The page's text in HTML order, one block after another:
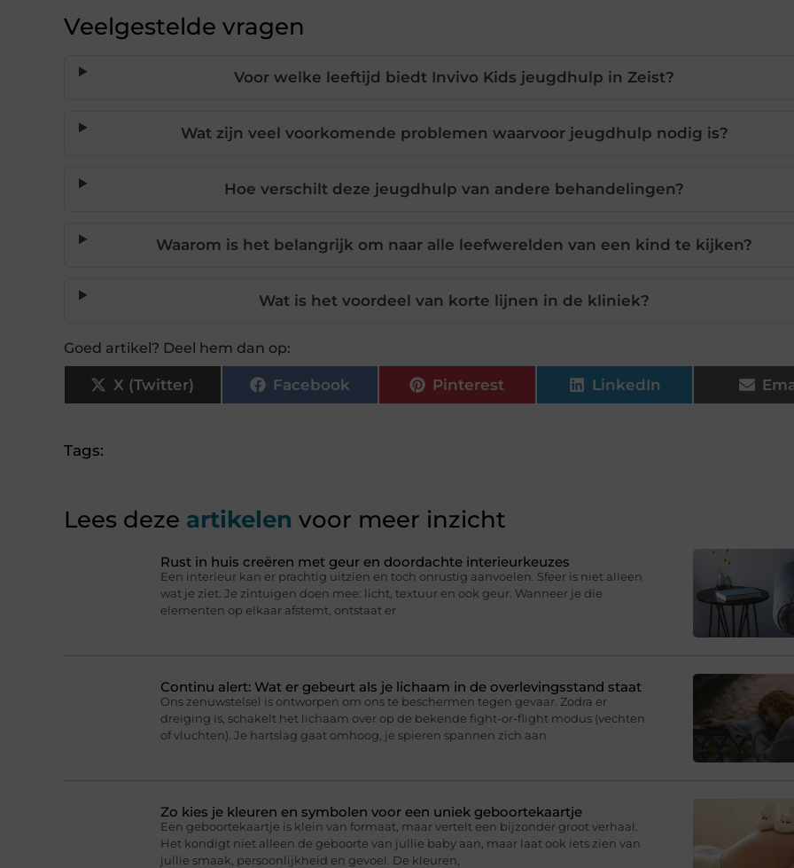
Veelgestelde vragen
Voor welke leeftijd biedt Invivo Kids jeugdhulp in Zeist?
Wat zijn veel voorkomende problemen waarvoor jeugdhulp nodig is?
Hoe verschilt deze jeugdhulp van andere behandelingen?
Waarom is het belangrijk om naar alle leefwerelden van een kind te kijken?
Wat is het voordeel van korte lijnen in de kliniek?
Goed artikel? Deel hem dan op:
X (Twitter) Facebook Pinterest LinkedIn
Tags:
Lees deze artikelen voor meer inzicht
Rust in huis creëren met geur en doordachte interieurkeuzes
Een interieur kan er prachtig uitzien en toch onrustig aanvoelen. Sfeer is niet alleen
wat je ziet. Je zintuigen doen mee: licht, textuur en ook geur. Wanneer je die
elementen op elkaar afstemt, ontstaat er
Continu alert: Wat er gebeurt als je lichaam in de overlevingsstand staat
Ons zenuwstelsel is ontworpen om ons te beschermen tegen gevaar. Zodra er
dreiging is, schakelt het lichaam over op de bekende fight-or-flight modus (vechten
of vluchten). Je hartslag gaat omhoog, je spieren spannen zich aan
Zo kies je kleuren en symbolen voor een uniek geboortekaartje
Een geboortekaartje is klein van formaat, maar vertelt een bijzonder groot verhaal.
Het kondigt niet alleen de geboorte van jullie baby aan, maar laat ook iets zien van
jullie smaak, persoonlijkheid en gevoel. De kleuren,